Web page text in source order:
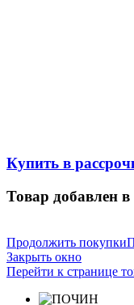
Купить в
Товар добавлен
Продолжить покупки
Закрыть окно
Перейти к странице